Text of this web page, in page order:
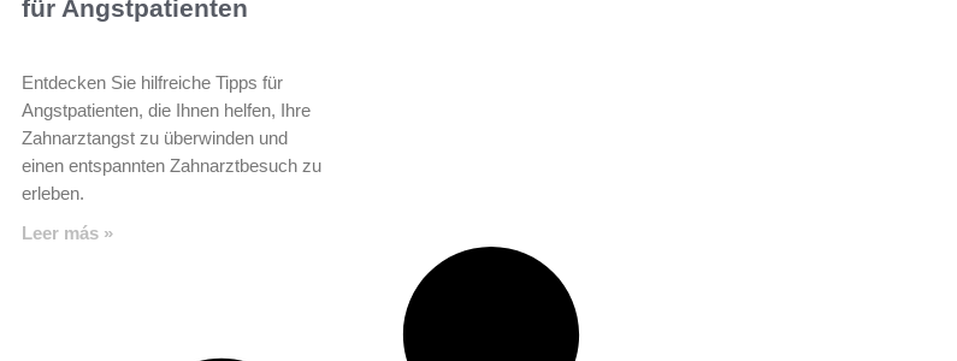
für Angstpatienten
Entdecken Sie hilfreiche Tipps für
Angstpatienten, die Ihnen helfen, Ihre
Zahnarztangst zu überwinden und
einen entspannten Zahnarztbesuch zu
erleben.
Leer más »